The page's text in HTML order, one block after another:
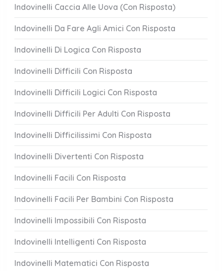
Indovinelli Caccia Alle Uova (Con Risposta)
Indovinelli Da Fare Agli Amici Con Risposta
Indovinelli Di Logica Con Risposta
Indovinelli Difficili Con Risposta
Indovinelli Difficili Logici Con Risposta
Indovinelli Difficili Per Adulti Con Risposta
Indovinelli Difficilissimi Con Risposta
Indovinelli Divertenti Con Risposta
Indovinelli Facili Con Risposta
Indovinelli Facili Per Bambini Con Risposta
Indovinelli Impossibili Con Risposta
Indovinelli Intelligenti Con Risposta
Indovinelli Matematici Con Risposta